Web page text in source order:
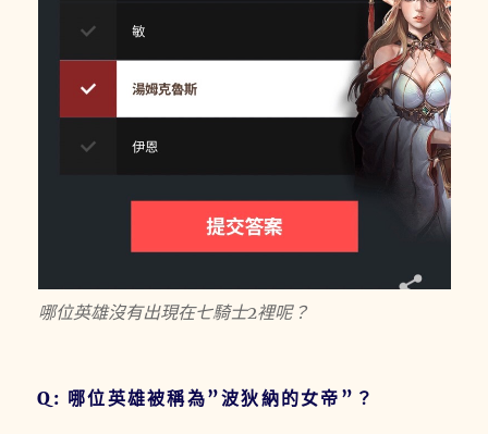
哪位英雄沒有出現在七騎士2裡呢？
Q: 哪位英雄被稱為”波狄納的女帝”？